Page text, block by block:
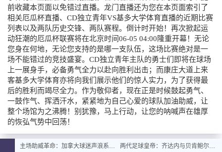
前收藏本页面以免错过直播。龙门直播还为您在本页面索引了
相关厄瓜杯直播、CD独立青年VS基多大学体育直播的近期比赛
列表以及两队历史交锋、两队赛程。倒计时开始！再次掀起运
动狂潮的厄瓜杯联赛将在北京时间06-05 04:00隆重开幕！无论
您身在何地，无论您支持的是哪一支队伍，这场比赛绝对是一
场不能错过的竞技盛宴。CD独立青年主队的勇士们即将在球场
上一展身手，必备勇气全力以赴向胜利出击；而康庄大道上来
客基多大学体育亦将向我们展示他们的惊人实力，为了获得最
后的胜利而竭尽全力。作为敬仰者，现在正是时候鼓起勇气、
一鼓作气、挥洒汗水，紧紧地为自己心爱的球队加油助威，让
整个场馆为之沸腾！别犹豫，马上行动，让您的呐喊声在雄厚
的恢弘气势中回荡！
主场助威革命：加拿大球迷声浪系统全面升级
两代足球皇帝：齐达内与贝肯鲍尔的史诗对话